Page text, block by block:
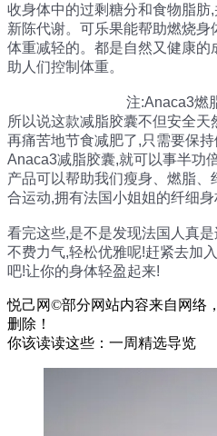
收身体中的过剩糖分和食物脂肪
新陈代谢。可乐果能帮助燃烧
体重减轻的。都是自然又健康
助人们控制体重。
注:Anaca3燃
所以说这款减脂胶囊不但安全
再痛苦地节食减肥了,只需要保
Anaca3减脂胶囊,就可以事半功
产品可以帮助我们瘦身、燃脂
合运动,拥有法国小姐姐的纤细
看完这些,是不是发现法国人真
不费力气,轻松优雅呢!赶紧去加
吧!让你的身体轻盈起来!
悦己网©部分网站内容来自网络
删除！
你该读读这些：一周精选导览